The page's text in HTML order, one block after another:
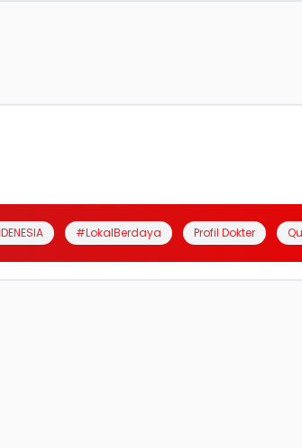
#LokalBerdaya Profil Dokter